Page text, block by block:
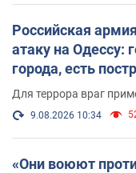
Российская
атаку на Одессу:
города, есть
Для террора враг
9.08.2026 10:34
«Они воюют